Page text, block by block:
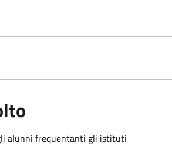
alunni frequentanti gli istituti